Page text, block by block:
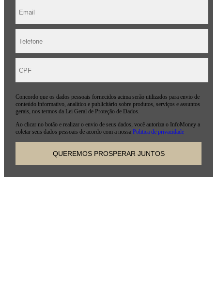
Concordo que os dados pessoais fornecidos acima serão utilizados para envio de
conteúdo informativo, analítico e publicitário sobre produtos, serviços e assuntos
gerais, nos termos da Lei Geral de Proteção de Dados.
Ao clicar no botão e realizar o envio de seus dados, você autoriza o InfoMoney a
coletar seus dados pessoais de acordo com a nossa Politica de privacidade